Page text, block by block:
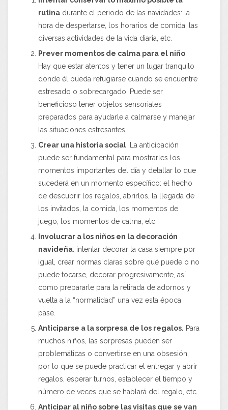
rutina durante el periodo de las navidades: la
hora de despertarse, los horarios de comida, las
diversas actividades de la vida diaria, etc.
Prever momentos de calma para el niño
Hay que estar atentos y tener un lugar tranquilo
donde él pueda refugiarse cuando se encuentre
estresado o sobrecargado. Puede ser
beneficioso tener objetos sensoriales
preparados para ayudarle a calmarse y manejar
las situaciones estresantes.
Crear una historia social . La anticipación
puede ser fundamental para mostrarles los
momentos importantes del día y detallar lo que
sucederá en un momento específico: el hecho
de descubrir los regalos, abrirlos, la llegada de
los invitados, la comida, los momentos de
juego, los momentos de calma, etc.
Involucrar a los niños en la decoración
navideña: intentar decorar la casa siempre por
igual, crear normas claras sobre qué puede o no
puede tocarse, decorar progresivamente, así
como prepararle para la retirada de adornos y
vuelta a la “normalidad” una vez esta época
pase.
Anticiparse a la sorpresa de los regalos. Para
muchos niños, las sorpresas pueden ser
problemáticas o convertirse en una obsesión,
por lo que se puede practicar el entregar y abrir
regalos, esperar turnos, establecer el tiempo y
número de veces que se hablará del regalo, etc.
Anticipar al niño sobre las visitas que se van